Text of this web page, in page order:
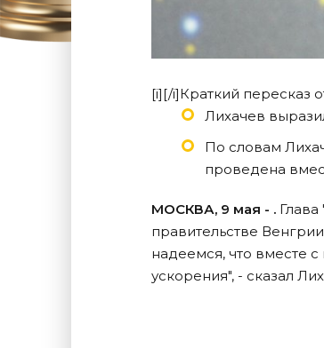
[i][/i]Краткий пересказ
Лихачев
По словам
проведена
МОСКВА, 9 мая - .
правительстве
надеемся, что вместе
ускорения", - сказал